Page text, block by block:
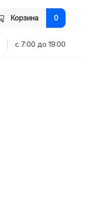
Корзина 0
с 7:00 до 19:00